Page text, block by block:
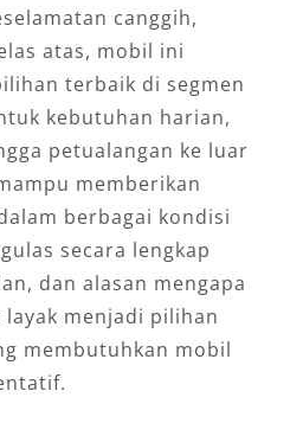
canggih,
atas, mobil ini
terbaik di segmen
kebutuhan harian,
petualangan ke luar
memberikan
berbagai kondisi
secara lengkap
dan alasan mengapa
menjadi pilihan
membutuhkan mobil